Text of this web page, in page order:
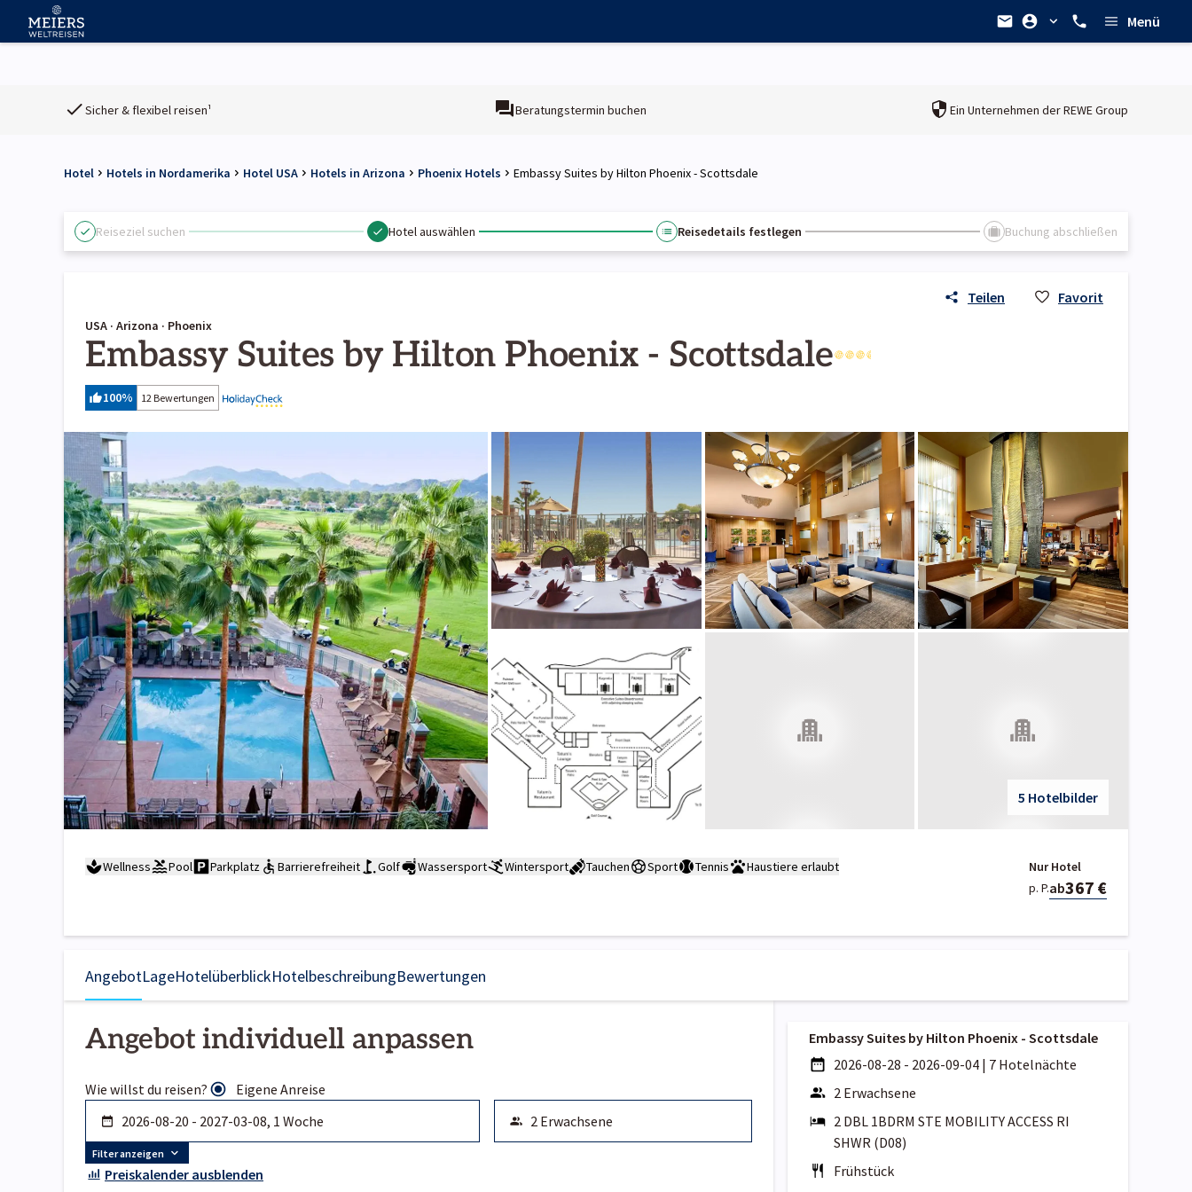
Menü
Sicher & flexibel reisen¹ Beratungstermin buchen Ein Unternehmen derREWE Group
Hotel Hotels in Nordamerika Hotel USA Hotels in Arizona Phoenix Hotels Embassy Suites by Hilton Phoenix - Scottsdale
Reiseziel suchen Hotel auswählen Reisedetails festlegen Buchung abschließen
Teilen Favorit
USA · Arizona · Phoenix
Embassy Suites by Hilton Phoenix - Scottsdale
100% 12 Bewertungen
5 Hotelbilder
Wellness Pool Parkplatz Barrierefreiheit Golf Wassersport Wintersport Tauchen Sport Tennis Haustiere erlaubt
Nur Hotel
p. P.ab367 €
AngebotLageHotelüberblickHotelbeschreibungBewertungen
Angebot individuell anpassen
Wie willst du reisen? Eigene Anreise
Filter anzeigen
Preiskalender ausblenden
Embassy Suites by Hilton Phoenix - Scottsdale
2026-08-28 - 2026-09-04 | 7 Hotelnächte
2 Erwachsene
2 DBL 1BDRM STE MOBILITY ACCESS RI
SHWR (D08)
Frühstück